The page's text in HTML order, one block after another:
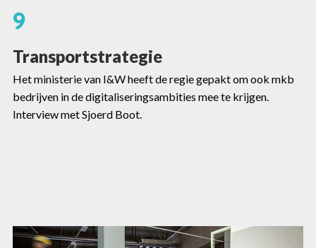
9
Transportstrategie
Het ministerie van I&W heeft de regie gepakt om ook mkb
bedrijven in de digitaliseringsambities mee te krijgen.
Interview met Sjoerd Boot.